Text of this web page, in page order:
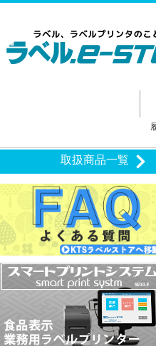
取扱商品一覧